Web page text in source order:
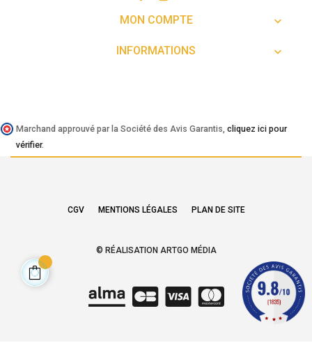
MON COMPTE 
INFORMATIONS 
Marchand approuvé par la Société des Avis Garantis, cliquez ici pour
vérifier.
CGV MENTIONS LÉGALES PLAN DE SITE
© RÉALISATION ARTGO MÉDIA